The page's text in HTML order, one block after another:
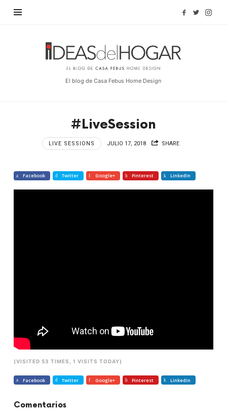
Ideas
del
Hogar
El blog de Casa Febus Home Design
#LiveSession
LIVE SESSIONS JULIO 17, 2018 SHARE
Facebook Twitter Google+ Pinterest LinkedIn
(VISITED 53 TIMES, 1 VISITS TODAY)
Facebook Twitter Google+ Pinterest LinkedIn
Comentarios